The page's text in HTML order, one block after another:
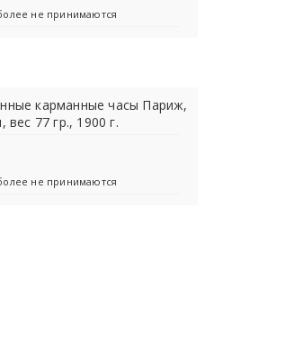
не принимаются
карманные часы Париж,
77 гр., 1900 г.
не принимаются